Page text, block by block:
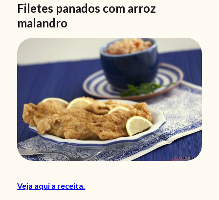
Filetes panados com arroz
malandro
Veja aqui a receita.